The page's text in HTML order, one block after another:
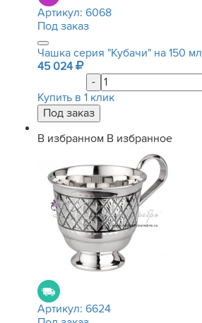
Артикул: 6068
Под заказ
Чашка серия "Кубачи" на 150 мл
45 024
-
Купить в 1 клик
В избранном В избранное
Артикул: 6624